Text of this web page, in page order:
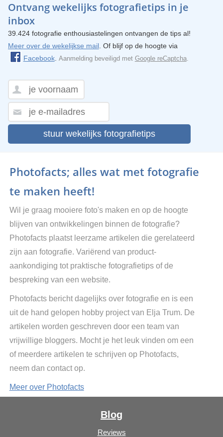
Ontvang wekelijks fotografietips in je
inbox
39.424 fotografie enthousiastelingen ontvangen de tips al!
Meer over de wekelijkse mail. Of blijf op de hoogte via
Facebook. Aanmelding beveiligd met Google reCaptcha.
stuur wekelijks fotografietips
Photofacts; alles wat met fotografie
te maken heeft!
Wil je graag mooiere foto's maken en op de hoogte
blijven van ontwikkelingen binnen de fotografie?
Photofacts plaatst leerzame artikelen die gerelateerd
zijn aan fotografie. Variërend van product-
aankondiging tot praktische fotografietips of de
bespreking van een website.
Photofacts bericht dagelijks over fotografie en is een
uit de hand gelopen hobby project van Elja Trum. De
artikelen worden geschreven door een team van
vrijwillige bloggers. Mocht je het leuk vinden om een
of meerdere artikelen te schrijven op Photofacts,
neem dan contact op.
Meer over Photofacts
Blog
Reviews